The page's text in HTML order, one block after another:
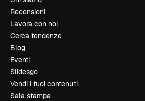
Recensioni
Lavora con noi
Cerca tendenze
Blog
Eventi
Slidesgo
Vendi i tuoi contenuti
Sala stampa